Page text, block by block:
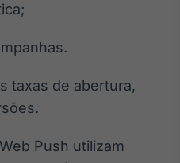
taxas de abertura,
Push utilizam